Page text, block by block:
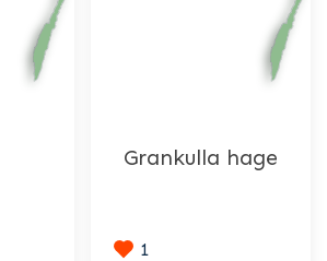
Grankulla hage
1